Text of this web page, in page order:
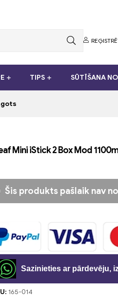
TIPS SŪTĪŠANA
Mini iStick 2 Box Mod
Šis produkts pašlaik nav
Sazinieties ar pārdevēju,
165-014